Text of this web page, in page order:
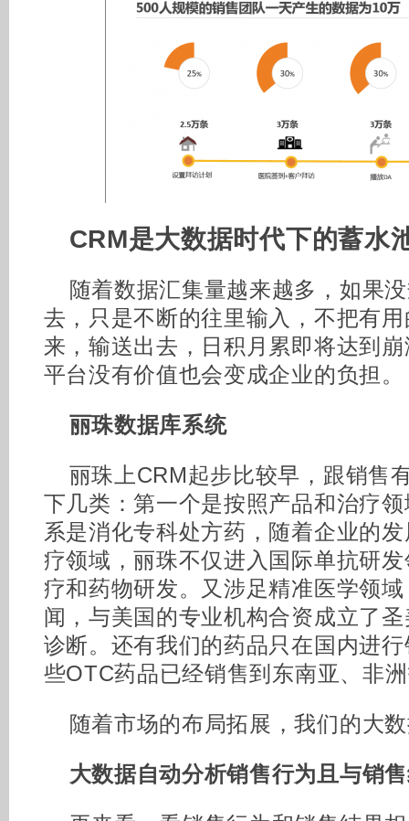
CRM是大数据时代下的蓄水
随着数据汇集量越来越多，如果
去，只是不断的往里输入，不把有
来，输送出去，日积月累即将达到
平台没有价值也会变成企业的负担。
丽珠数据库系统
丽珠上CRM起步比较早，跟销售
下几类：第一个是按照产品和治疗
系是消化专科处方药，随着企业的
疗领域，丽珠不仅进入国际单抗研
疗和药物研发。又涉足精准医学领
闻，与美国的专业机构合资成立了
诊断。还有我们的药品只在国内进
些OTC药品已经销售到东南亚、非
随着市场的布局拓展，我们的大
大数据自动分析销售行为且与销